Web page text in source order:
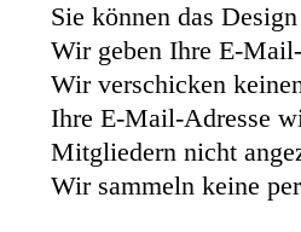
Sie können das
Wir geben Ihre E-
Wir verschicken
Ihre E-Mail-Adresse
Mitgliedern nicht
Wir sammeln keine